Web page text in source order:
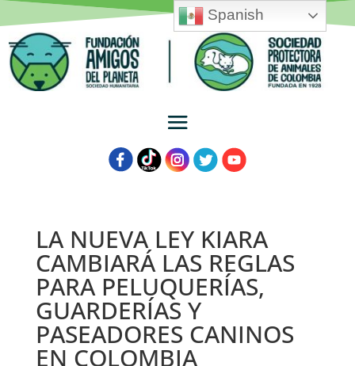
LA NUEVA LEY KIARA
CAMBIARÁ LAS REGLAS
PARA PELUQUERÍAS,
GUARDERÍAS Y
PASEADORES CANINOS
EN COLOMBIA
Spanish